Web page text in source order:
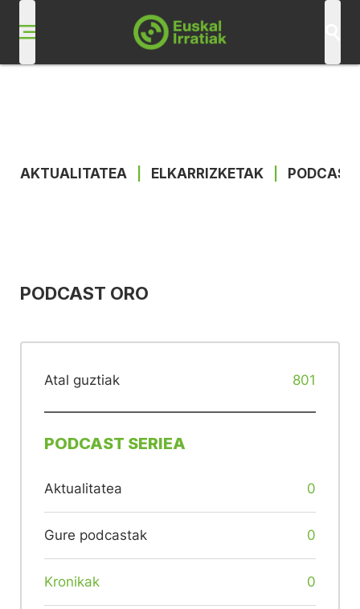
AKTUALITATEA ELKARRIZKETAK
PODCAST ORO
Atal guztiak 801
PODCAST SERIEA
Aktualitatea 0
Gure podcastak 0
Kronikak 0